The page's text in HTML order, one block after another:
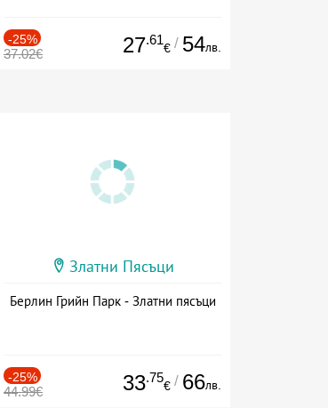
-25%
37.02€ 27.61
€ / 54лв.
Златни Пясъци
Берлин Грийн Парк - Златни пясъци
-25%
44.99€ 33.75
€ / 66лв.